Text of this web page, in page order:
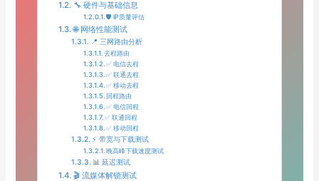
🔧 硬件与基础信息
🛡️ IP质量评估
🌐 网络性能测试
📍 三网路由分析
去程路由
✅ 电信去程
✅ 联通去程
✅ 移动去程
回程路由
✅ 电信回程
✅ 联通回程
✅ 移动回程
⚡ 带宽与下载测试
晚高峰下载速度测试
📊 延迟测试
🎬 流媒体解锁测试